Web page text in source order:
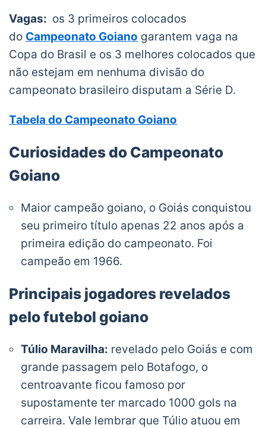
Vagas: os 3 primeiros colocados
do Campeonato Goiano garantem vaga na
Copa do Brasil e os 3 melhores colocados que
não estejam em nenhuma divisão do
campeonato brasileiro disputam a Série D.
Tabela do Campeonato Goiano
Curiosidades do Campeonato
Goiano
Maior campeão goiano, o Goiás conquistou
seu primeiro título apenas 22 anos após a
primeira edição do campeonato. Foi
campeão em 1966.
Principais jogadores revelados
pelo futebol goiano
Túlio Maravilha: revelado pelo Goiás e com
grande passagem pelo Botafogo, o
centroavante ficou famoso por
supostamente ter marcado 1000 gols na
carreira. Vale lembrar que Túlio atuou em